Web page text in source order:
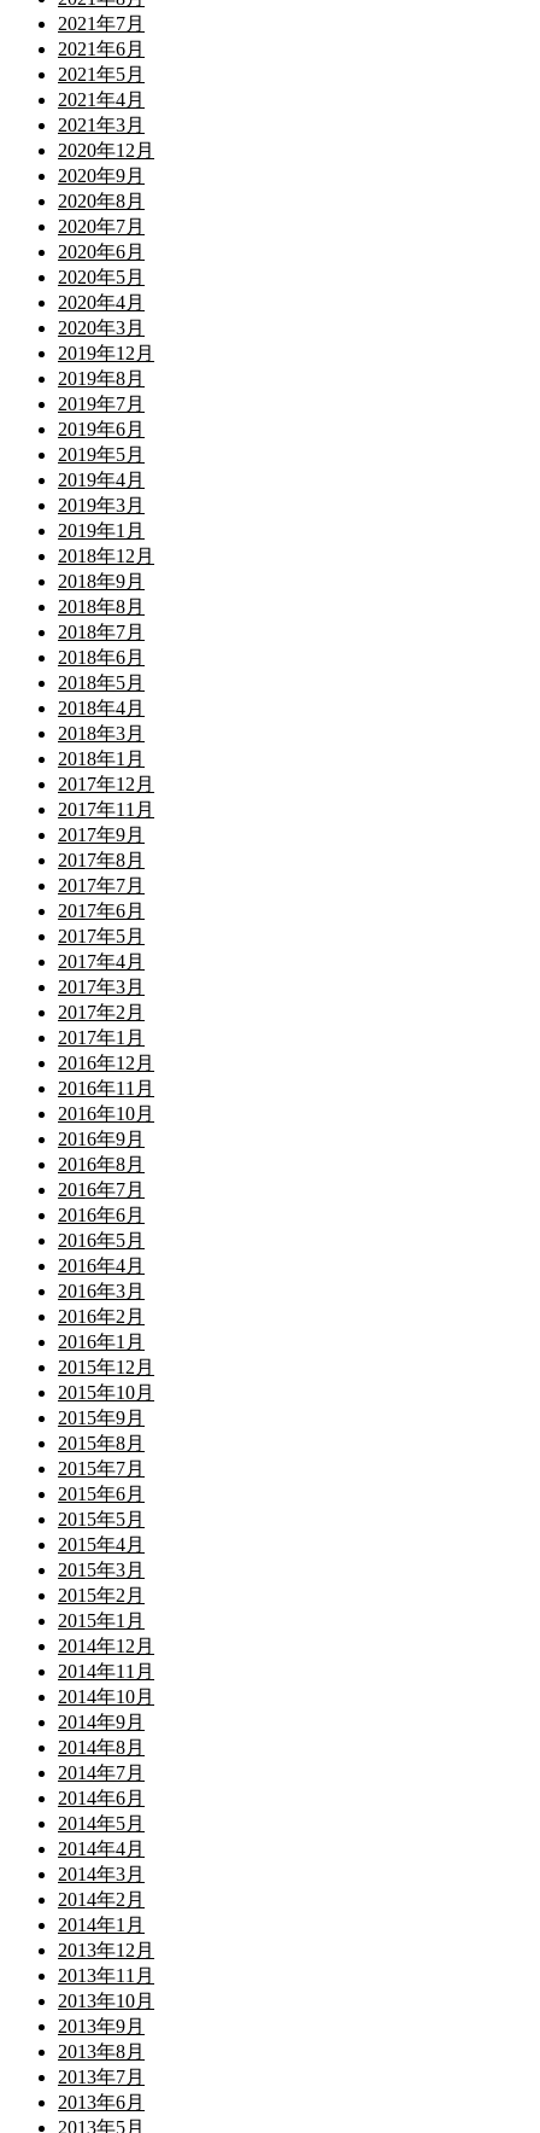
2021年7月
2021年6月
2021年5月
2021年4月
2021年3月
2020年12月
2020年9月
2020年8月
2020年7月
2020年6月
2020年5月
2020年4月
2020年3月
2019年12月
2019年8月
2019年7月
2019年6月
2019年5月
2019年4月
2019年3月
2019年1月
2018年12月
2018年9月
2018年8月
2018年7月
2018年6月
2018年5月
2018年4月
2018年3月
2018年1月
2017年12月
2017年11月
2017年9月
2017年8月
2017年7月
2017年6月
2017年5月
2017年4月
2017年3月
2017年2月
2017年1月
2016年12月
2016年11月
2016年10月
2016年9月
2016年8月
2016年7月
2016年6月
2016年5月
2016年4月
2016年3月
2016年2月
2016年1月
2015年12月
2015年10月
2015年9月
2015年8月
2015年7月
2015年6月
2015年5月
2015年4月
2015年3月
2015年2月
2015年1月
2014年12月
2014年11月
2014年10月
2014年9月
2014年8月
2014年7月
2014年6月
2014年5月
2014年4月
2014年3月
2014年2月
2014年1月
2013年12月
2013年11月
2013年10月
2013年9月
2013年8月
2013年7月
2013年6月
2013年5月